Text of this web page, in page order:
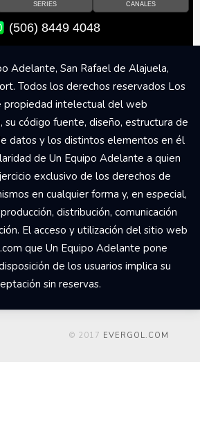
SERIES CANALES
(506) 8449 4048
Adelante, San Rafael de Alajuela,
Todos los derechos reservados Los
propiedad intelectual del web
su código fuente, diseño, estructura de
datos y los distintos elementos en él
de Un Equipo Adelante a quien
exclusivo de los derechos de
en cualquier forma y, en especial,
distribución, comunicación
El acceso y utilización del sitio web
que Un Equipo Adelante pone
de los usuarios implica su
sin reservas.
© 2017 EVERGOL.COM